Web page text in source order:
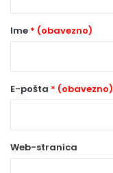
r
o
a
v
Ime * (obavezno)
E-pošta * (obavezno)
Web-stranica